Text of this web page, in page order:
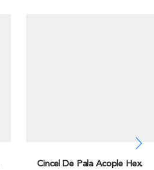
Cincel De Pala Acople Hex.